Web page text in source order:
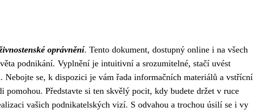
oprávnění. Tento dokument, dostupný online i na všech
podnikání. Vyplnění je intuitivní a srozumitelné, stačí uvést
Nebojte se, k dispozici je vám řada informačních materiálů a vstřícní
Představte si ten skvělý pocit, kdy budete držet v ruce
vašich podnikatelských vizí. S odvahou a trochou úsilí se i vy